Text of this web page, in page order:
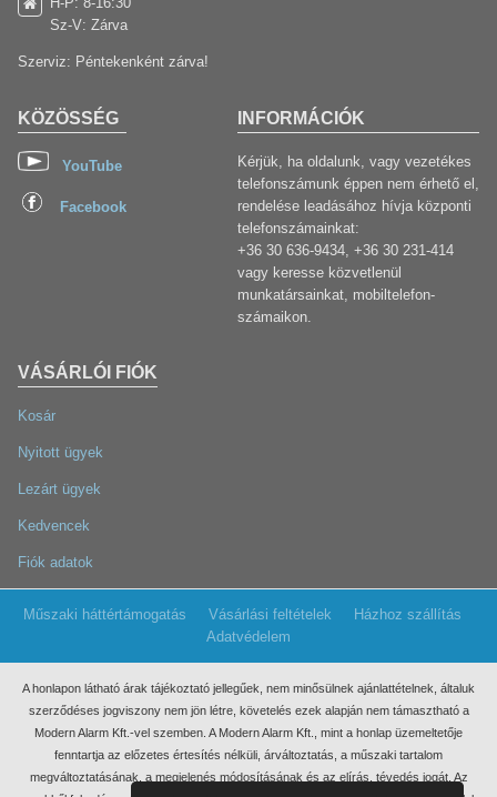
Sz-V: Zárva
Szerviz: Péntekenként zárva!
VÁSÁRLÓI FIÓK
Kosár
Nyitott ügyek
Lezárt ügyek
Kedvencek
Fiók adatok
KÖZÖSSÉG
YouTube
Facebook
INFORMÁCIÓK
Kérjük, ha oldalunk, vagy vezetékes
telefonszámunk éppen nem érhető el,
rendelése leadásához hívja központi
telefonszámainkat:
+36 30 636-9434, +36 30 231-414
vagy keresse közvetlenül
munkatársainkat, mobiltelefon-
számaikon.
Műszaki háttértámogatás Vásárlási feltételek
Házhoz szállítás
Adatvédelem
A honlapon látható árak tájékoztató jellegűek, nem minősülnek ajánlattételnek, általuk
szerződéses jogviszony nem jön létre, követelés ezek alapján nem támasztható a
Modern Alarm Kft.-vel szemben. A Modern Alarm Kft., mint a honlap üzemeltetője
fenntartja az előzetes értesítés nélküli, árváltoztatás, a műszaki tartalom
megváltoztatásának, a megjelenés módosításának és az elírás, tévedés jogát. Az